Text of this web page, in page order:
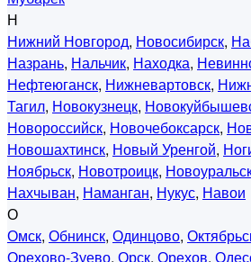
Н
Нижний Новгород, Новосибирск,
Назрань, Нальчик, Находка,
Нефтеюганск, Нижневартовск,
Тагил, Новокузнецк,
Новороссийск, Новочебоксарск,
Новошахтинск, Новый Уренгой,
Ноябрьск, Новотроицк,
Нахчыван, Наманган, Нукус, Навои
О
Омск, Обнинск, Одинцово,
Орехово-Зуево, Орск, Орехов,